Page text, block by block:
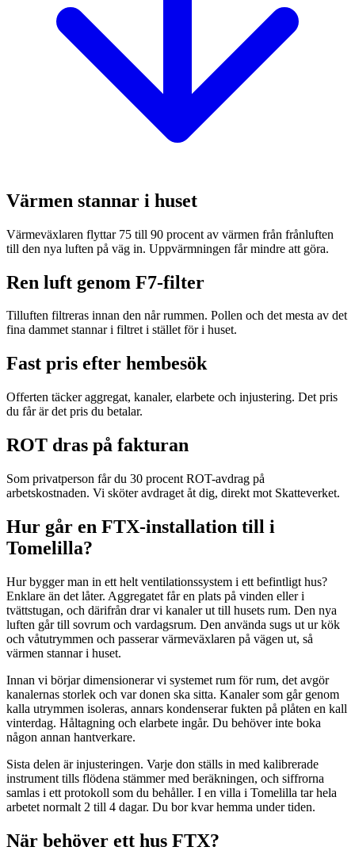
Värmen stannar i huset
Värmeväxlaren flyttar 75 till 90 procent av värmen från frånluften
till den nya luften på väg in. Uppvärmningen får mindre att göra.
Ren luft genom F7-filter
Tilluften filtreras innan den når rummen. Pollen och det mesta av det
fina dammet stannar i filtret i stället för i huset.
Fast pris efter hembesök
Offerten täcker aggregat, kanaler, elarbete och injustering. Det pris
du får är det pris du betalar.
ROT dras på fakturan
Som privatperson får du 30 procent ROT-avdrag på
arbetskostnaden. Vi sköter avdraget åt dig, direkt mot Skatteverket.
Hur går en FTX-installation till i
Tomelilla?
Hur bygger man in ett helt ventilationssystem i ett befintligt hus?
Enklare än det låter. Aggregatet får en plats på vinden eller i
tvättstugan, och därifrån drar vi kanaler ut till husets rum. Den nya
luften går till sovrum och vardagsrum. Den använda sugs ut ur kök
och våtutrymmen och passerar värmeväxlaren på vägen ut, så
värmen stannar i huset.
Innan vi börjar dimensionerar vi systemet rum för rum, det avgör
kanalernas storlek och var donen ska sitta. Kanaler som går genom
kalla utrymmen isoleras, annars kondenserar fukten på plåten en kall
vinterdag. Håltagning och elarbete ingår. Du behöver inte boka
någon annan hantverkare.
Sista delen är injusteringen. Varje don ställs in med kalibrerade
instrument tills flödena stämmer med beräkningen, och siffrorna
samlas i ett protokoll som du behåller. I en villa i Tomelilla tar hela
arbetet normalt 2 till 4 dagar. Du bor kvar hemma under tiden.
När behöver ett hus FTX?